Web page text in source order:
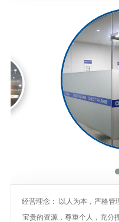
经营理念： 以人为本，严格管
宝贵的资源，尊重个人，充分